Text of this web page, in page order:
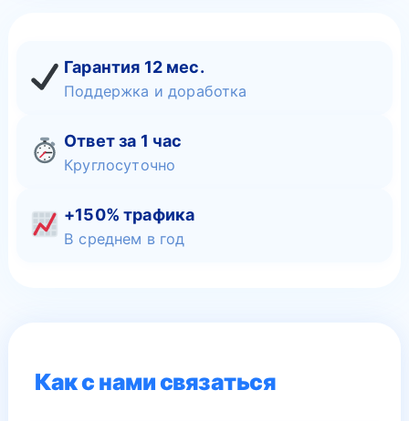
Гарантия 12 мес.
Поддержка и доработка
Ответ за 1 час
Круглосуточно
+150% трафика
В среднем в год
Как с нами связаться